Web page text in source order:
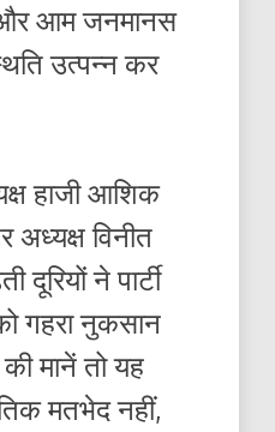
और आम जनमानस
उत्पन्न कर
हाजी आशिक
विनीत
दूरियों ने पार्टी
गहरा नुकसान
मानें तो यह
मतभेद नहीं,